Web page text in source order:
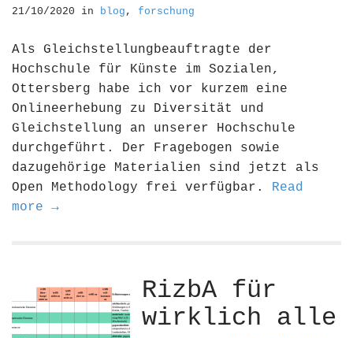
21/10/2020 in blog , forschung
Als Gleichstellungbeauftragte der
Hochschule für Künste im Sozialen,
Ottersberg habe ich vor kurzem eine
Onlineerhebung zu Diversität und
Gleichstellung an unserer Hochschule
durchgeführt. Der Fragebogen sowie
dazugehörige Materialien sind jetzt als
Open Methodology frei verfügbar. Read
more →
RizbA für
wirklich alle